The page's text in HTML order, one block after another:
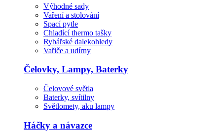
Výhodné sady
Vaření a stolování
Spací pytle
Chladící thermo tašky
Rybářské dalekohledy
Vařiče a udírny
Čelovky, Lampy, Baterky
Čelovové světla
Baterky, svítilny
Světlomety, aku lampy
Háčky a návazce